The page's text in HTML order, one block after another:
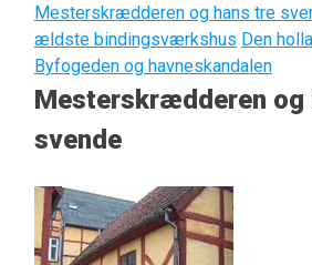
Mesterskrædderen og hans tre
ældste bindingsværkshus Den
Byfogeden og havneskandalen
Mesterskrædderen og
svende